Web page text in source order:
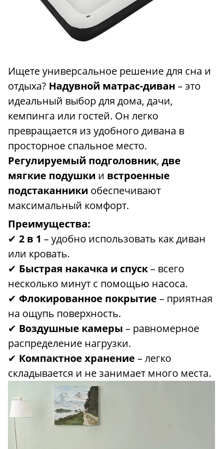
Ищете универсальное решение для сна и
отдыха? Надувной матрас-диван – это
идеальный выбор для дома, дачи,
кемпинга или гостей. Он легко
превращается из удобного дивана в
просторное спальное место.
Регулируемый подголовник, две
мягкие подушки и встроенные
подстаканники обеспечивают
максимальный комфорт.
Преимущества:
✔ 2 в 1 – удобно использовать как диван
или кровать.
✔ Быстрая накачка и спуск– всего
несколько минут с помощью насоса.
✔ Флокированное покрытие – приятная
на ощупь поверхность.
✔ Воздушные камеры – равномерное
распределение нагрузки.
✔ Компактное хранение – легко
складывается и не занимает много места.